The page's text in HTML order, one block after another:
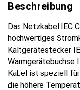
Beschreibung
Das Netzkabel IEC
hochwertiges
Kaltgerätestecker
Warmgerätebuchse
Kabel ist speziell
die höhere